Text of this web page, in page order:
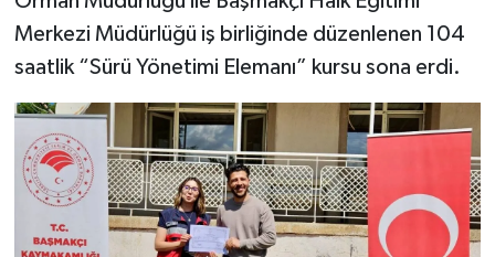
Merkezi Müdürlüğü iş birliğinde düzenlenen 104
saatlik “Sürü Yönetimi Elemanı” kursu sona erdi.